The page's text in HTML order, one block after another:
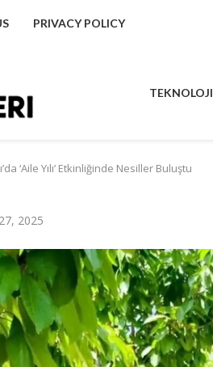
PRIVACY POLICY
TEKNOLOJI
‘Aile Yılı’ Etkinliğinde Nesiller Buluştu
2025